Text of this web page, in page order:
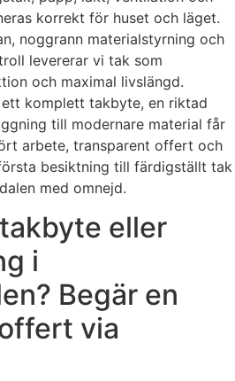
korrekt för huset och läget.
noggrann materialstyrning och
levererar vi tak som
och maximal livslängd.
komplett takbyte, en riktad
till modernare material får
arbete, transparent offert och
besiktning till färdigställt tak
med omnejd.
eller
i
Begär en
via